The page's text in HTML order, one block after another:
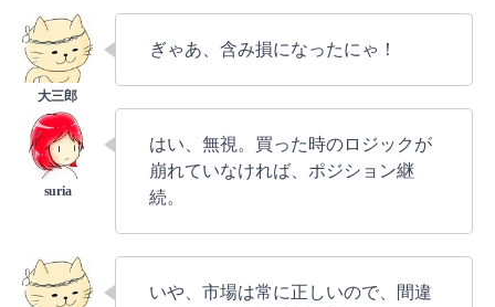
ぎゃあ、含み損になったにゃ！
はい、無視。買った時のロジックが
崩れていなければ、ポジション継
続。
いや、市場は常に正しいので、間違